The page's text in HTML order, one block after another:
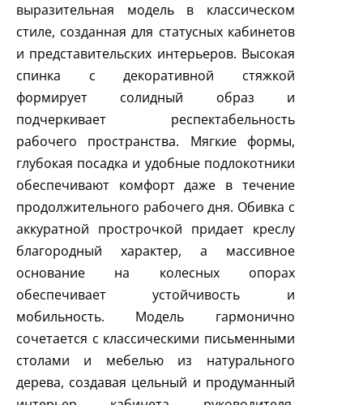
выразительная модель в классическом
стиле, созданная для статусных кабинетов
и представительских интерьеров. Высокая
спинка с декоративной стяжкой
формирует солидный образ и
подчеркивает респектабельность
рабочего пространства. Мягкие формы,
глубокая посадка и удобные подлокотники
обеспечивают комфорт даже в течение
продолжительного рабочего дня. Обивка с
аккуратной прострочкой придает креслу
благородный характер, а массивное
основание на колесных опорах
обеспечивает устойчивость и
мобильность. Модель гармонично
сочетается с классическими письменными
столами и мебелью из натурального
дерева, создавая цельный и продуманный